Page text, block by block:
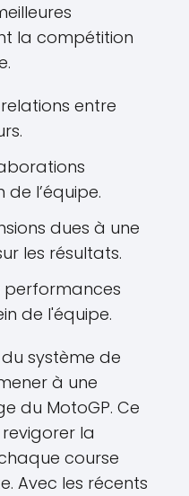
la compétition
entre
l’équipe.
dues à une
les résultats.
performances
de l'équipe.
système de
à une
du MotoGP. Ce
la
course
Avec les récents